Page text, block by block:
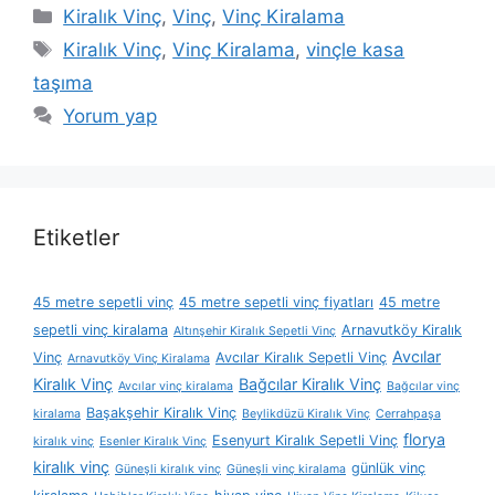
Kategoriler
Kiralık Vinç,Vinç,Vinç Kiralama
Etiketler
Kiralık Vinç,Vinç Kiralama,vinçle kasa
taşıma
Yorum yap
Etiketler
45 metre sepetli vinç 45 metre sepetli vinç fiyatları 45 metre
sepetli vinç kiralama Altınşehir Kiralık Sepetli Vinç Arnavutköy Kiralık
Vinç Arnavutköy Vinç Kiralama Avcılar Kiralık Sepetli Vinç Avcılar
Kiralık Vinç Avcılar vinç kiralama Bağcılar Kiralık Vinç Bağcılar vinç
kiralama Başakşehir Kiralık Vinç Beylikdüzü Kiralık Vinç Cerrahpaşa
kiralık vinç Esenler Kiralık Vinç Esenyurt Kiralık Sepetli Vinç florya
kiralık vinç Güneşli kiralık vinç Güneşli vinç kiralama günlük vinç